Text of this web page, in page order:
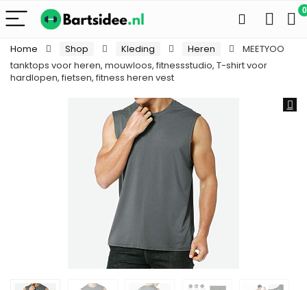
0
Home Shop Kleding Heren
MEETYOO
tanktops voor heren, mouwloos, fitnessstudio, T-shirt voor
hardlopen, fietsen, fitness heren vest